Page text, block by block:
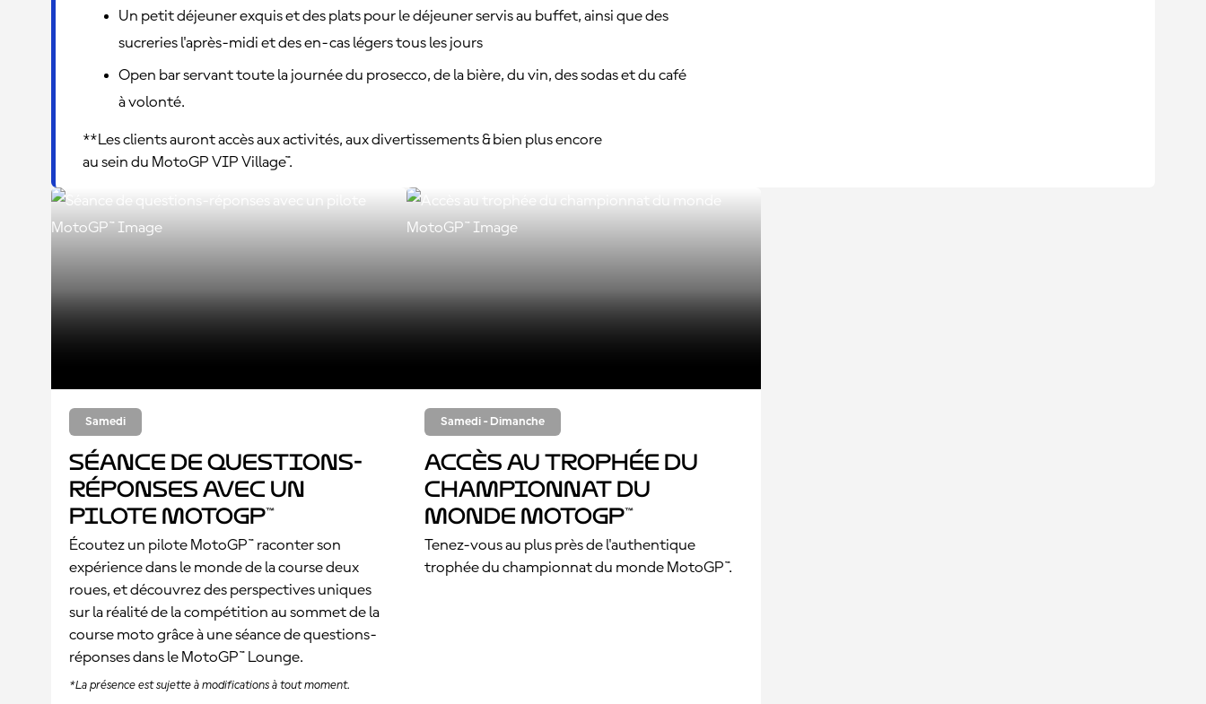
Un petit déjeuner exquis et des plats pour le déjeuner servis au buffet, ainsi que des
sucreries l'après-midi et des en-cas légers tous les jours
Open bar servant toute la journée du prosecco, de la bière, du vin, des sodas et du café
à volonté.
**Les clients auront accès aux activités, aux divertissements & bien plus encore
au sein du MotoGP VIP Village™.
Samedi
Séance de questions-
réponses avec un
pilote MotoGP™
Écoutez un pilote MotoGP™ raconter son
expérience dans le monde de la course deux
roues, et découvrez des perspectives uniques
sur la réalité de la compétition au sommet de la
course moto grâce à une séance de questions-
réponses dans le MotoGP™ Lounge.
*La présence est sujette à modifications à tout moment.
Samedi - Dimanche
Accès au trophée du
championnat du
monde MotoGP™
Tenez-vous au plus près de l'authentique
trophée du championnat du monde MotoGP™.